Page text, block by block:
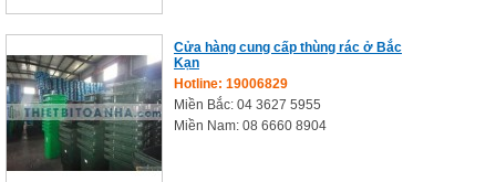
Cửa hàng cung cấp thùng rác ở Bắc
Kạn
Hotline: 19006829
Miền Bắc: 04 3627 5955
Miền Nam: 08 6660 8904